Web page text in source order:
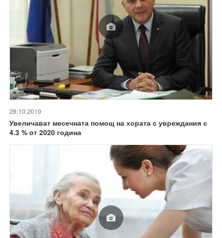
29.10.2019
Увеличават месечната помощ на хората с увреждания с
4.3 % от 2020 година